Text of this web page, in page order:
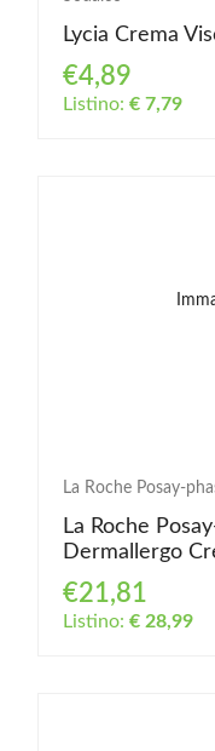
Lycia Crema
€4,89
Listino: € 7,79
La Roche Posay-
La Roche
Dermallergo
€21,81
Listino: € 28,99